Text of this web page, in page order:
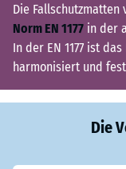
Die Fallschutzmatten
Norm EN 1177 in der
In der EN 1177 ist
harmonisiert und
Die